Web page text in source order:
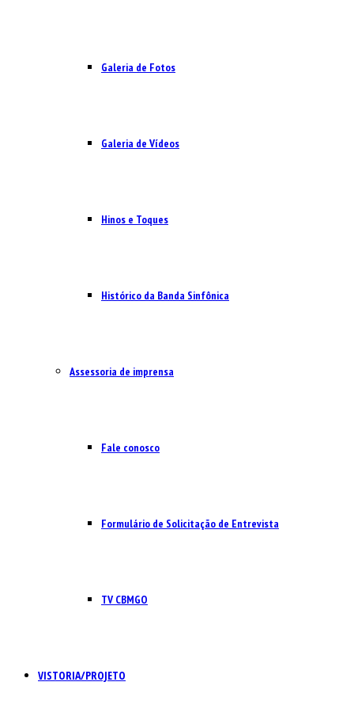
Galeria de Fotos
Galeria de Vídeos
Hinos e Toques
Histórico da Banda Sinfônica
Assessoria de imprensa
Fale conosco
Formulário de Solicitação de Entrevista
TV CBMGO
VISTORIA/PROJETO